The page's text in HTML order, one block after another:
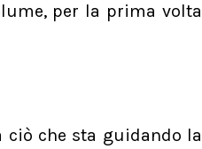
per la prima volta
che sta guidando la